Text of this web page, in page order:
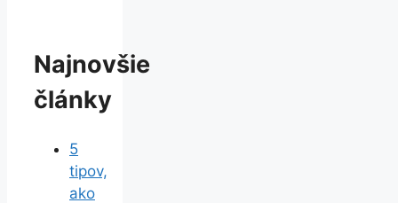
Najnovšie
články
5
tipov,
ako